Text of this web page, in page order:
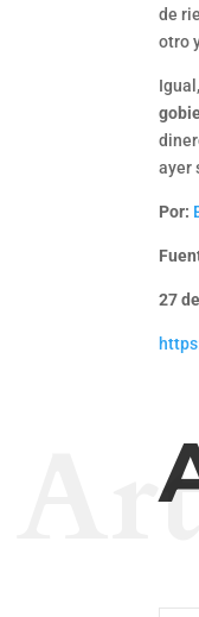
de
otro
ayer
Por:
27